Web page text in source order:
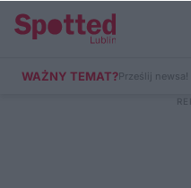
WAŻNY TEMAT?Prześlij newsa!